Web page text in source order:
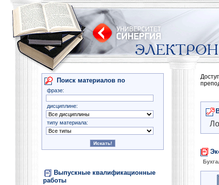
Поиск материалов по
фразе:
дисциплине:
типу материала:
Выпускные квалификационные
работы